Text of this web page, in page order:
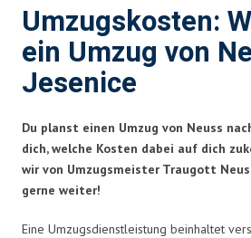
Umzugskosten:
ein Umzug von
Jesenice
Du planst einen Umzug von Neuss
dich, welche Kosten dabei auf dich
wir von Umzugsmeister Traugott
gerne weiter!
Eine Umzugsdienstleistung beinhaltet